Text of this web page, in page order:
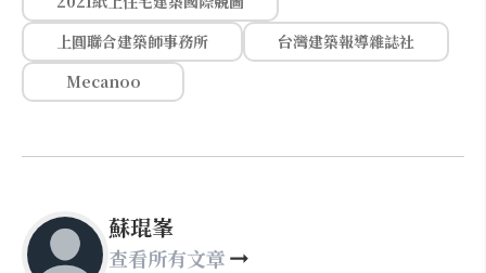
上圓聯合建築師事務所
台灣建築報導雜誌社
Mecanoo
蘇琨峯
查看所有文章